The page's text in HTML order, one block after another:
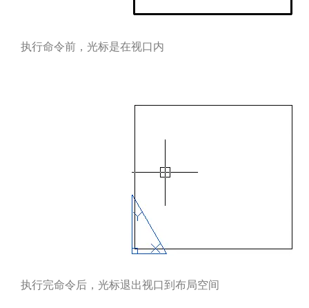
执行命令前，光标是在视口内
执行完命令后，光标退出视口到布局空间